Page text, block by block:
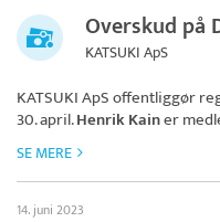
Overskud på
KATSUKI ApS
KATSUKI ApSoffentliggør
30. april.Henrik Kainer
SE MERE
14. juni 2023